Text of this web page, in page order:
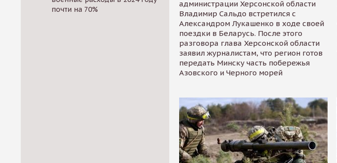
почти на 70%
администрации Херсонской области
Владимир Сальдо встретился с
Александром Лукашенко в ходе своей
поездки в Беларусь. После этого
разговора глава Херсонской области
заявил журналистам, что регион готов
передать Минску часть побережья
Азовского и Черного морей